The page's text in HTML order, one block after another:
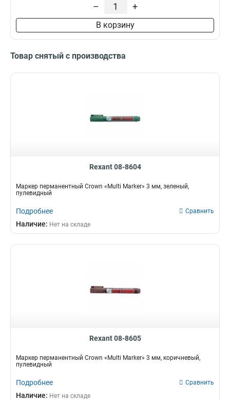
– +
В корзину
Товар снятый с производства
Rexant 08-8604
Маркер перманентный Crown «Multi Marker» 3 мм, зеленый,
пулевидный
Подробнее Сравнить
Наличие: Нет на складе
Rexant 08-8605
Маркер перманентный Crown «Multi Marker» 3 мм, коричневый,
пулевидный
Подробнее Сравнить
Наличие: Нет на складе